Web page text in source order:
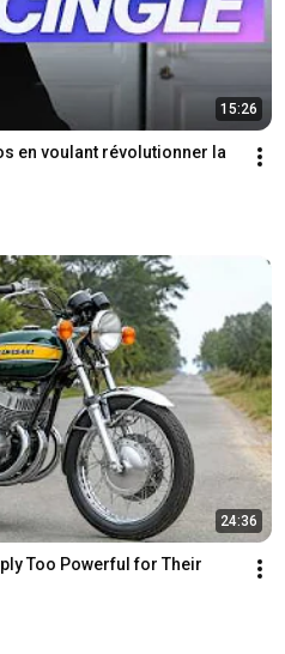
15:26
en voulant révolutionner la
24:36
Too Powerful for Their